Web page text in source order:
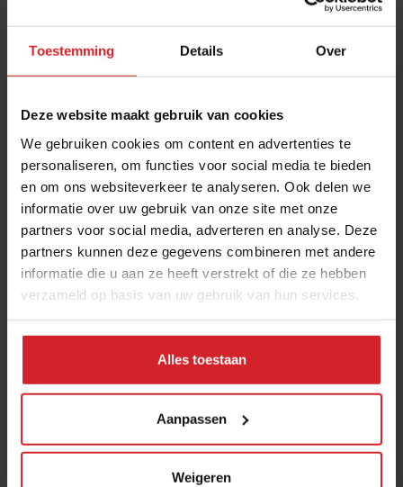
Toestemming Details Over
Deze website maakt gebruik van cookies
We gebruiken cookies om content en advertenties te
personaliseren, om functies voor social media te bieden
en om ons websiteverkeer te analyseren. Ook delen we
informatie over uw gebruik van onze site met onze
partners voor social media, adverteren en analyse. Deze
partners kunnen deze gegevens combineren met andere
informatie die u aan ze heeft verstrekt of die ze hebben
verzameld op basis van uw gebruik van hun services.
Alles toestaan
Aanpassen
Weigeren
en The World's 50 Best Bars heeft op 24 juni de tweede
die de toekomst van de gastronomie bepalen. Dit jaar
vond in Bilbao voor het eerst een live-evenement
producenten en boeren tot chefs, tech-experts en
activisten. Als onderdeel van het programma rondom
de uitreiking van de lijst, werden winnaars van de lijst
gekoppeld aan gevestigde namen alsDaniel Humm,
René Redzepi en Heston Blumenthal, om van hen als
mentors te kunnen leren.
Lisa Appels
Over deze auteur
Expertise: Duurzaamheid, (jonge) chefs, innovatie,
Wil altijd weten wat ondernemers en chefs drijft, en